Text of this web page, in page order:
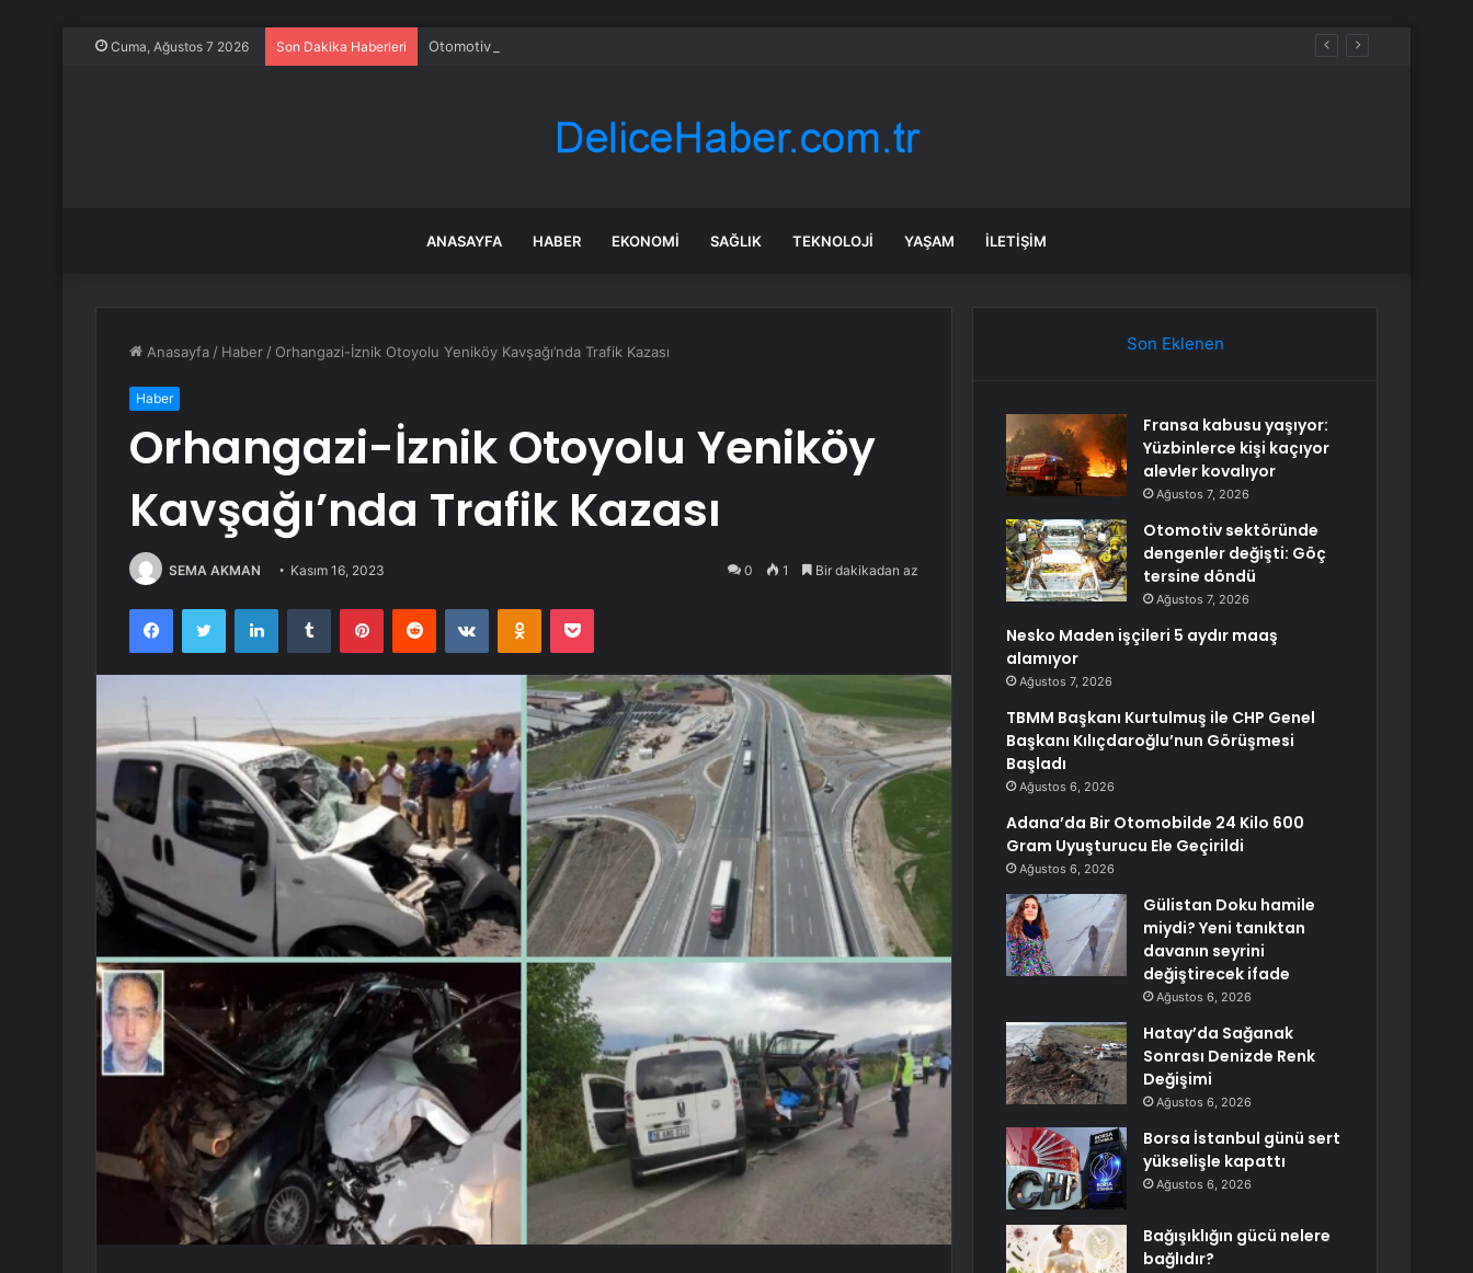
Cuma, Ağustos 7 2026 Son Dakika Haberleri Otomotiv sektöründe dengenler değişti: Göç tersine döndü
ANASAYFA HABER EKONOMI SAĞLIK TEKNOLOJI YAŞAM İLETIŞIM
Anasayfa / Haber / Orhangazi-İznik Otoyolu Yeniköy Kavşağı’nda Trafik Kazası
Haber
Orhangazi-İznik Otoyolu Yeniköy
Kavşağı’nda Trafik Kazası
SEMA AKMAN Kasım 16, 2023 0 1 Bir dakikadan az
FacebookTwitter LinkedInTumblr PinterestReddit VKontakteOdnoklassniki
Pocket
Son Eklenen
Fransa kabusu yaşıyor:
Yüzbinlerce kişi kaçıyor
alevler kovalıyor
Ağustos 7, 2026
Otomotiv sektöründe
dengenler değişti: Göç
tersine döndü
Ağustos 7, 2026
Nesko Maden işçileri 5 aydır maaş
alamıyor
Ağustos 7, 2026
TBMM Başkanı Kurtulmuş ile CHP Genel
Başkanı Kılıçdaroğlu’nun Görüşmesi
Başladı
Ağustos 6, 2026
Adana’da Bir Otomobilde 24 Kilo 600
Gram Uyuşturucu Ele Geçirildi
Ağustos 6, 2026
Gülistan Doku hamile
miydi? Yeni tanıktan
davanın seyrini
değiştirecek ifade
Ağustos 6, 2026
Hatay’da Sağanak
Sonrası Denizde Renk
Değişimi
Ağustos 6, 2026
Borsa İstanbul günü sert
yükselişle kapattı
Ağustos 6, 2026
Bağışıklığın gücü nelere
bağlıdır?